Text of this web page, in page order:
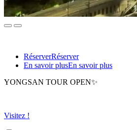
RéserverRéserver
En savoir plusEn savoir plus
YONGSAN TOUR OPEN✨
Visitez !